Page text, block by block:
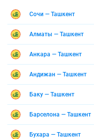
Сочи — Ташкент
Алматы — Ташкент
Анкара — Ташкент
Андижан — Ташкент
Баку — Ташкент
Барселона — Ташкент
Бухара — Ташкент